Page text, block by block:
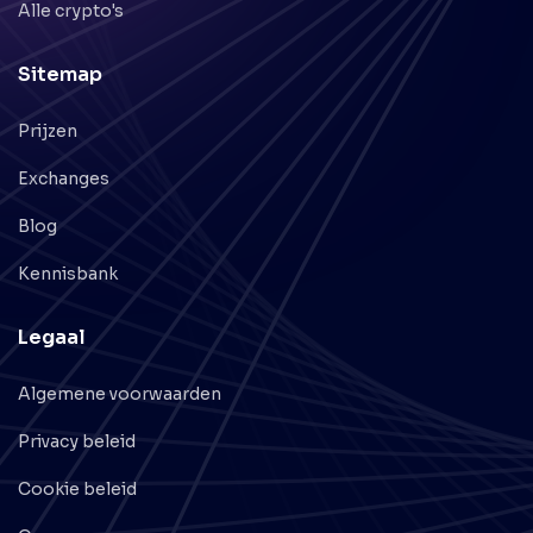
Alle crypto's
Sitemap
Prijzen
Exchanges
Blog
Kennisbank
Legaal
Algemene voorwaarden
Privacy beleid
Cookie beleid